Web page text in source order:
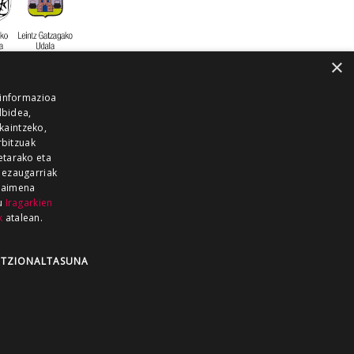
GUKA
GUKA ZUMAIA GUKA
×
eta
Iragarkien
atalean.